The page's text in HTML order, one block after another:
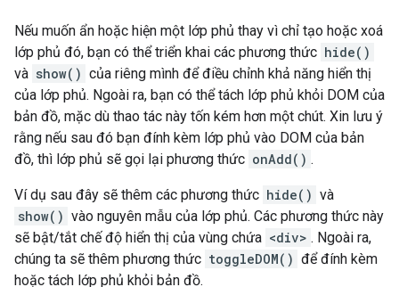
Nếu muốn ẩn hoặc hiện một lớp phủ thay vì chỉ tạo hoặc xoá
lớp phủ đó, bạn có thể triển khai các phương thức hide()
và show() của riêng mình để điều chỉnh khả năng hiển thị
của lớp phủ. Ngoài ra, bạn có thể tách lớp phủ khỏi DOM của
bản đồ, mặc dù thao tác này tốn kém hơn một chút. Xin lưu ý
rằng nếu sau đó bạn đính kèm lớp phủ vào DOM của bản
đồ, thì lớp phủ sẽ gọi lại phương thức onAdd() .
Ví dụ sau đây sẽ thêm các phương thức hide() và
show() vào nguyên mẫu của lớp phủ. Các phương thức này
sẽ bật/tắt chế độ hiển thị của vùng chứa <div> . Ngoài ra,
chúng ta sẽ thêm phương thức toggleDOM() để đính kèm
hoặc tách lớp phủ khỏi bản đồ.